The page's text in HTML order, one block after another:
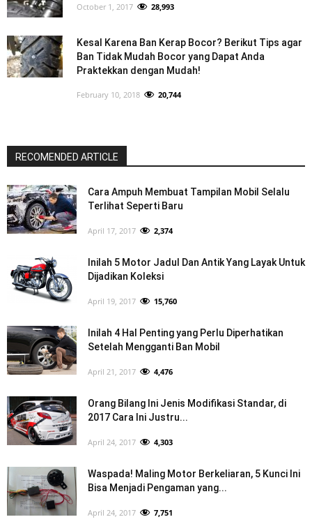
October 1, 2017 28,993
Kesal Karena Ban Kerap Bocor? Berikut Tips agar
Ban Tidak Mudah Bocor yang Dapat Anda
Praktekkan dengan Mudah!
February 10, 2018 20,744
RECOMENDED ARTICLE
Cara Ampuh Membuat Tampilan Mobil Selalu
Terlihat Seperti Baru
April 17, 2017 2,374
Inilah 5 Motor Jadul Dan Antik Yang Layak Untuk
Dijadikan Koleksi
April 19, 2017 15,760
Inilah 4 Hal Penting yang Perlu Diperhatikan
Setelah Mengganti Ban Mobil
April 21, 2017 4,476
Orang Bilang Ini Jenis Modifikasi Standar, di
2017 Cara Ini Justru...
April 24, 2017 4,303
Waspada! Maling Motor Berkeliaran, 5 Kunci Ini
Bisa Menjadi Pengaman yang...
April 24, 2017 7,751